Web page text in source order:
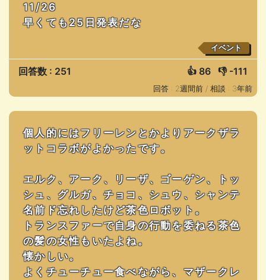
11/26
早くても25日発表だな
イベント
回答数 : 251 👍 86 👎 -111
回答 : 2週間前 / 相談 : 3年前
個人的にはフリーレンとかよりアークザラ
ットコラボがよかったです。
エルク、アーク、リーザ、ゴーゲン、トッ
シュ、グルガ、チョコ、シュウ、シャンテ
名前ド忘れしたけど茶色ロボット。
トランスファーで自身の行動を委ねる茶色
の髪の女性もいたよね。
懐かしい。
よくチューチュー食べながら、マザークレ